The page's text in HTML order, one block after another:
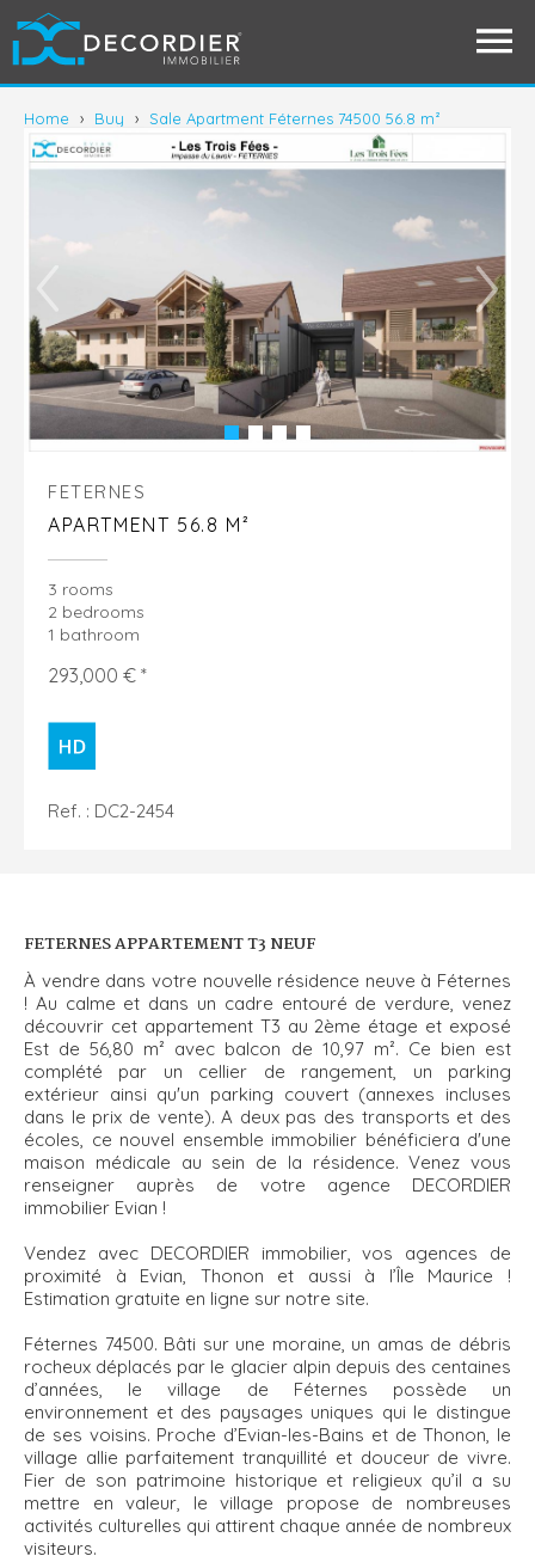
Home › Buy › Sale Apartment Féternes 74500 56.8 m²
FETERNES
APARTMENT 56.8 M²
3 rooms
2 bedrooms
1 bathroom
293,000 € *
Ref. : DC2-2454
FETERNES APPARTEMENT T3 NEUF
À vendre dans votre nouvelle résidence neuve à Féternes
! Au calme et dans un cadre entouré de verdure, venez
découvrir cet appartement T3 au 2ème étage et exposé
Est de 56,80 m² avec balcon de 10,97 m². Ce bien est
complété par un cellier de rangement, un parking
extérieur ainsi qu'un parking couvert (annexes incluses
dans le prix de vente). A deux pas des transports et des
écoles, ce nouvel ensemble immobilier bénéficiera d'une
maison médicale au sein de la résidence. Venez vous
renseigner auprès de votre agence DECORDIER
immobilier Evian !
Vendez avec DECORDIER immobilier, vos agences de
proximité à Evian, Thonon et aussi à l’Île Maurice !
Estimation gratuite en ligne sur notre site.
Féternes 74500. Bâti sur une moraine, un amas de débris
rocheux déplacés par le glacier alpin depuis des centaines
d’années, le village de Féternes possède un
environnement et des paysages uniques qui le distingue
de ses voisins. Proche d’Evian-les-Bains et de Thonon, le
village allie parfaitement tranquillité et douceur de vivre.
Fier de son patrimoine historique et religieux qu’il a su
mettre en valeur, le village propose de nombreuses
activités culturelles qui attirent chaque année de nombreux
visiteurs.